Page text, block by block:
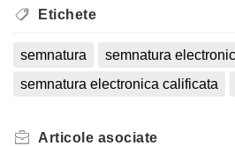
Etichete
semnatura semnatura
semnatura electronica calificata
Articole asociate